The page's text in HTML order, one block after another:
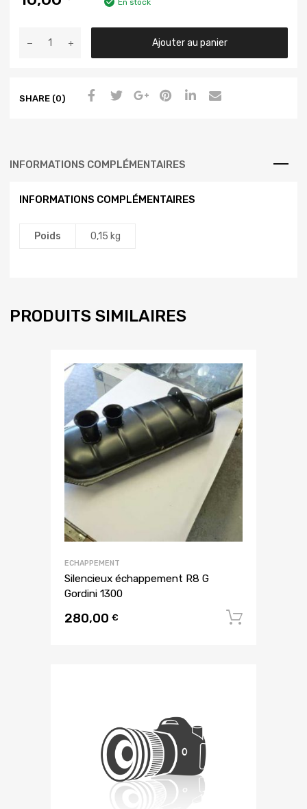
Ajouter au panier
SHARE (0)
INFORMATIONS COMPLÉMENTAIRES
INFORMATIONS COMPLÉMENTAIRES
Poids 0,15 kg
PRODUITS SIMILAIRES
ECHAPPEMENT
Silencieux échappement R8 G
Gordini 1300
280,00 €